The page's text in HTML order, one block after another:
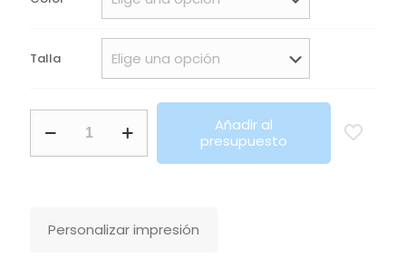
15,10€
hasta
16,70€
Talla
Spinner
Añadir al
presupuesto
Personalizar impresión